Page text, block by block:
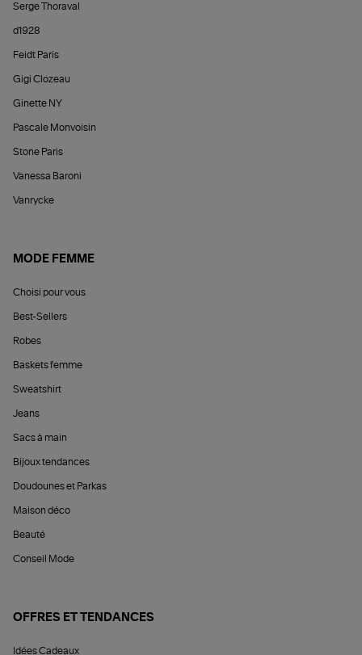
Serge Thoraval
d1928
Feidt Paris
Gigi Clozeau
Ginette NY
Pascale Monvoisin
Stone Paris
Vanessa Baroni
Vanrycke
MODE FEMME
Choisi pour vous
Best-Sellers
Robes
Baskets femme
Sweatshirt
Jeans
Sacs à main
Bijoux tendances
Doudounes et Parkas
Maison déco
Beauté
Conseil Mode
OFFRES ET TENDANCES
Idées Cadeaux